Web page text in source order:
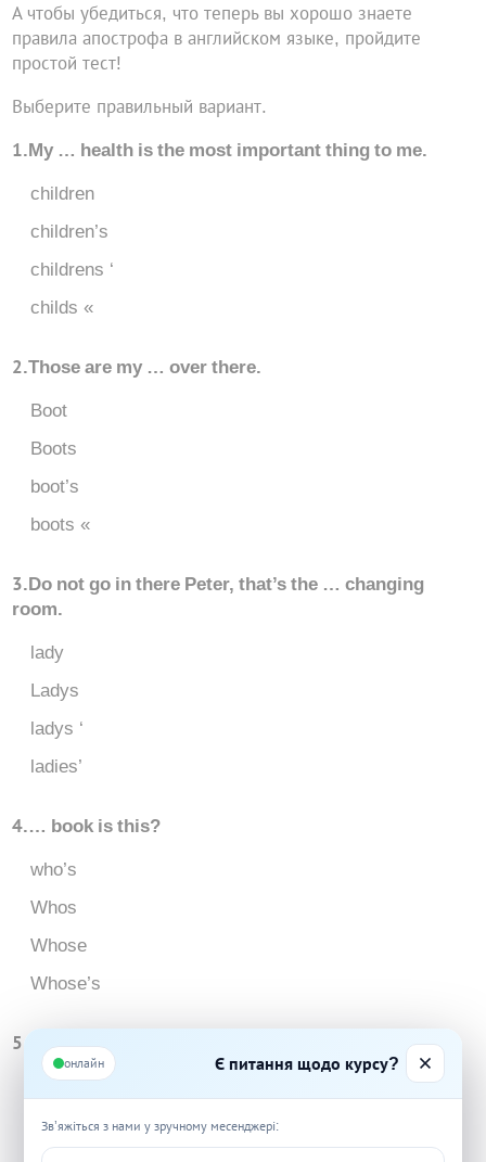
А чтобы убедиться, что теперь вы хорошо знаете
правила апострофа в английском языке, пройдите
простой тест!
Выберите правильный вариант.
1.My … health is the most important thing to me.
children
children’s
childrens ‘
childs «
2.Those are my … over there.
Boot
Boots
boot’s
boots «
3.Do not go in there Peter, that’s the … changing
room.
lady
Ladys
ladys ‘
ladies’
4.… book is this?
who’s
Whos
Whose
Whose’s
5.… not a very good car, but at least … mine.
it’s / it’s
Its / its
онлайн Є питання щодо курсу?
Зв’яжіться з нами у зручному месенджері: